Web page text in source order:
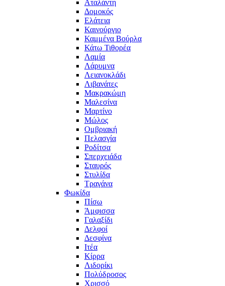
Αταλάντη
Δομοκός
Ελάτεια
Καινούργιο
Καμμένα Βούρλα
Κάτω Τιθορέα
Λαμία
Λάρυμνα
Λειανοκλάδι
Λιβανάτες
Μακρακώμη
Μαλεσίνα
Μαρτίνο
Μώλος
Ομβριακή
Πελασγία
Ροδίτσα
Σπερχειάδα
Σταυρός
Στυλίδα
Τραγάνα
Φωκίδα
Πίσω
Άμφισσα
Γαλαξίδι
Δελφοί
Δεσφίνα
Ιτέα
Κίρρα
Λιδορίκι
Πολύδροσος
Χρισσό